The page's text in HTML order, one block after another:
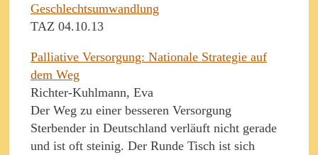
Geschlechtsumwandlung
TAZ 04.10.13
Palliative Versorgung: Nationale Strategie auf
dem Weg
Richter-Kuhlmann, Eva
Der Weg zu einer besseren Versorgung
Sterbender in Deutschland verläuft nicht gerade
und ist oft steinig. Der Runde Tisch ist sich